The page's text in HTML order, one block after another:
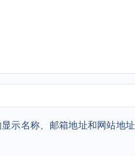
示名称、邮箱地址和网站地